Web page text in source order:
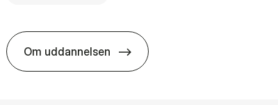
Om uddannelsen
BSc in Busi­ness Ad­min­is­tra­tion and